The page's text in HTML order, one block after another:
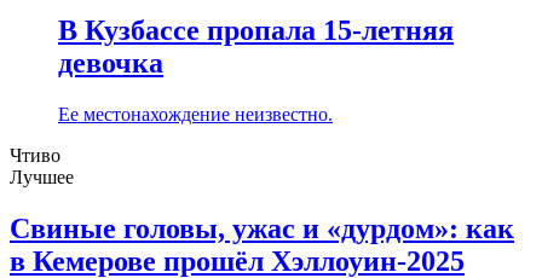
В Кузбассе пропала 15-летняя
девочка
Ее местонахождение неизвестно.
Чтиво
Лучшее
Свиные головы, ужас и «дурдом»: как
в Кемерове прошёл Хэллоуин-2025